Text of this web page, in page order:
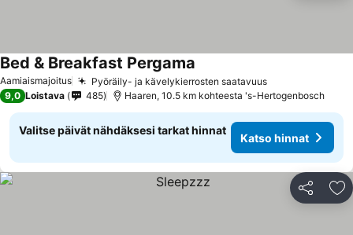
Aamiaismajoitus Pyöräily- ja kävelykierrosten saatavuusKatso hinnat
Bed & Breakfast Pergama
9,0 Loistava 485 Haaren, 10.5 km kohteesta 's-Hertogenbosch
Valitse päivät nähdäksesi tarkat hinnat
Katso hinnat
Jaa